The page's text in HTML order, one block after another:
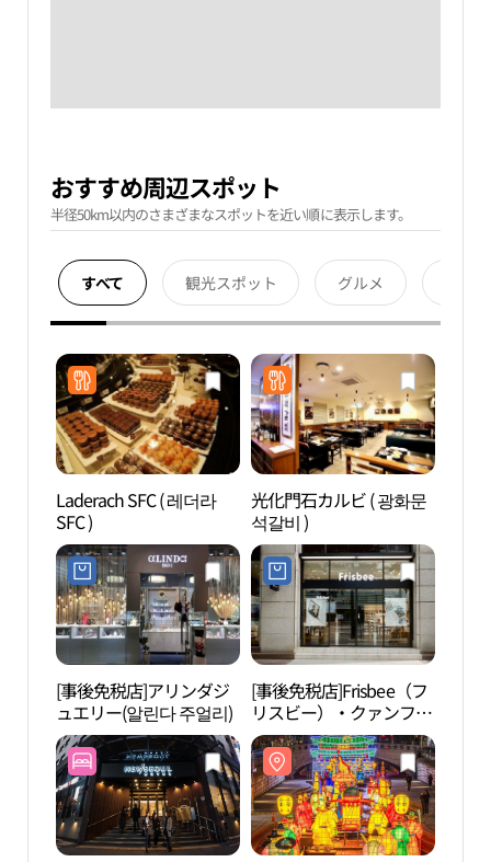
おすすめ周辺スポット
半径50km以内のさまざまなスポットを近い順に表示します。
すべて 観光スポット グルメ
Laderach SFC ( 레더라
SFC )
光化門石カルビ ( 광화문
석갈비 )
[事後免税店]アリンダジ
ュエリー(알린다 주얼리)
[事後免税店]Frisbee（フ
リスビー）・クァンファ
ムン（光化門）店(프리
스비 광화문점)